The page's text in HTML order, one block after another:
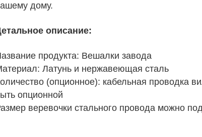
дому.
описание:
продукта: Вешалки завода
Латунь и нержавеющая сталь
(опционное): кабельная проводка
опционной
веревочки стального провода можно